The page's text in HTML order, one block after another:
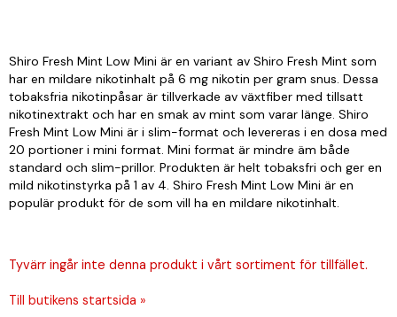
Shiro Fresh Mint Low Mini är en variant av Shiro Fresh Mint som
har en mildare nikotinhalt på 6 mg nikotin per gram snus. Dessa
tobaksfria nikotinpåsar är tillverkade av växtfiber med tillsatt
nikotinextrakt och har en smak av mint som varar länge. Shiro
Fresh Mint Low Mini är i slim-format och levereras i en dosa med
20 portioner i mini format. Mini format är mindre äm både
standard och slim-prillor. Produkten är helt tobaksfri och ger en
mild nikotinstyrka på 1 av 4. Shiro Fresh Mint Low Mini är en
populär produkt för de som vill ha en mildare nikotinhalt.
Tyvärr ingår inte denna produkt i vårt sortiment för tillfället.
Till butikens startsida »